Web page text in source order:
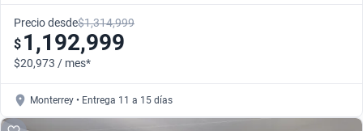
Precio desde$1,314,999
$ 1,192,999
$20,973 / mes*
Monterrey • Entrega 11 a 15 días